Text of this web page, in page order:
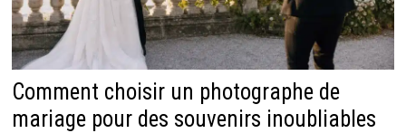
Comment choisir un photographe de
mariage pour des souvenirs inoubliables